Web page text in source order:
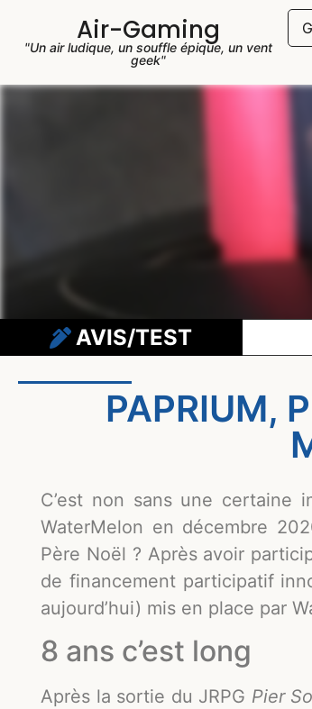
Air-Gaming
"Un air ludique, un souffle épique, un vent
geek"
AVIS/TEST
PAPRIUM,
C’est non sans une certaine
WaterMelon en décembre
Père Noël ? Après avoir
de financement participatif
aujourd’hui) mis en place par
8 ans c’est long
Après la sortie du JRPG Pier